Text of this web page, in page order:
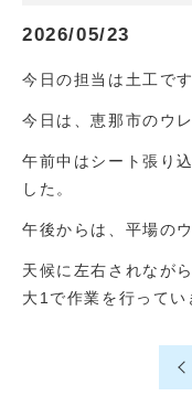
2026/05/23
今日の担当は土工です
今日は、恵那市のウ
午前中はシート張り
した。
午後からは、平場の
天候に左右されなが
大1で作業を行ってい